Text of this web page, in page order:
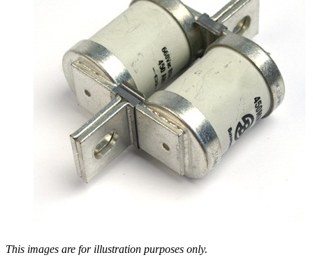
This images are for illustration purposes only.